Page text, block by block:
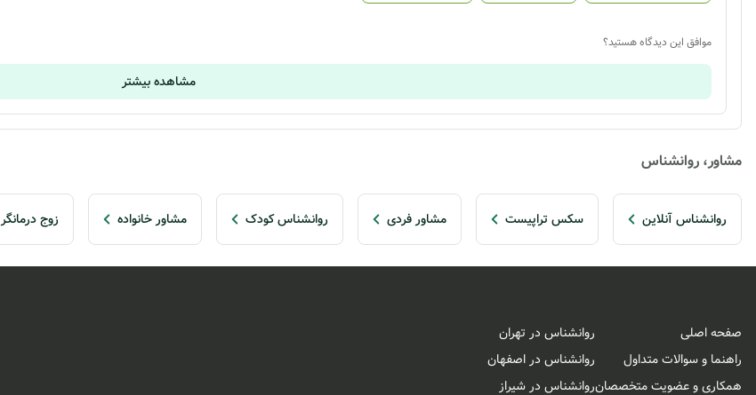
موافق این دیدگاه هستید؟
مشاهده بیشتر
مشاور، روانشناس
روانشناس آنلاین سکس تراپیست مشاور فردی روانشناس کودک مشاور خانواده زوج درمانگر
صفحه اصلی
راهنما و سوالات متداول
همکاری و عضویت متخصصان
روانشناس در تهران
روانشناس در اصفهان
روانشناس در شیراز